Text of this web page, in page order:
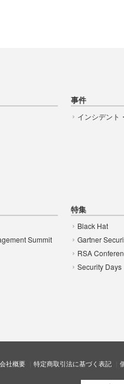
事件
インシデント
Summit
特集
Black Hat
Gartner
RSA
Security Days
会社概要 特定商取引法に基づく表記